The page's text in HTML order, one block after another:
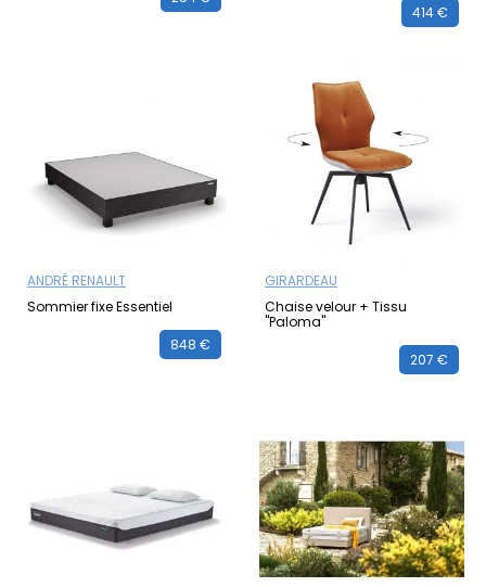
414 €
ANDRÉ RENAULT
Sommier fixe Essentiel
848 €
GIRARDEAU
Chaise velour + Tissu
"Paloma"
207 €